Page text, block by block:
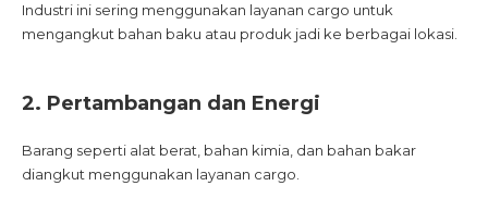
Industri ini sering menggunakan layanan cargo untuk
mengangkut bahan baku atau produk jadi ke berbagai lokasi.
2. Pertambangan dan Energi
Barang seperti alat berat, bahan kimia, dan bahan bakar
diangkut menggunakan layanan cargo.